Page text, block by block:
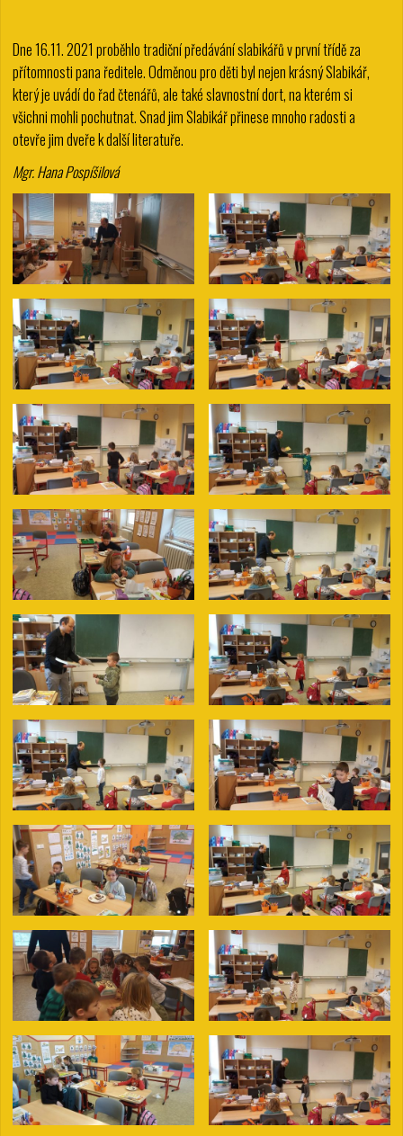
Dne 16.11. 2021 proběhlo tradiční předávání slabikářů v první třídě za
přítomnosti pana ředitele. Odměnou pro děti byl nejen krásný Slabikář,
který je uvádí do řad čtenářů, ale také slavnostní dort, na kterém si
všichni mohli pochutnat. Snad jim Slabikář přinese mnoho radosti a
otevře jim dveře k další literatuře.
Mgr. Hana Pospíšilová